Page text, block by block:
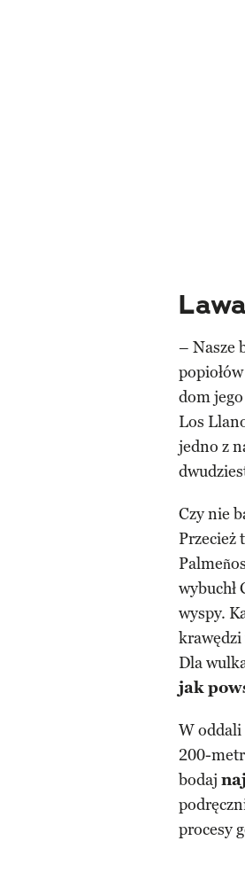
– Nasze
dom
Los
jedno z
Czy nie
Przecież
wybuchł
wyspy.
krawędzi
Dla
jak
W oddali
200-
bodaj
procesy